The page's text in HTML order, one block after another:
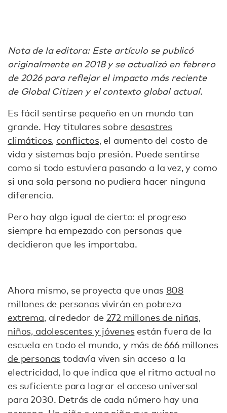
Nota de la editora: Este artículo se publicó
originalmente en 2018 y se actualizó en febrero
de 2026 para reflejar el impacto más reciente
de Global Citizen y el contexto global actual.
Es fácil sentirse pequeño en un mundo tan
grande. Hay titulares sobre desastres
climáticos, conflictos, el aumento del costo de
vida y sistemas bajo presión. Puede sentirse
como si todo estuviera pasando a la vez, y como
si una sola persona no pudiera hacer ninguna
diferencia.
Pero hay algo igual de cierto: el progreso
siempre ha empezado con personas que
decidieron que les importaba.
Ahora mismo, se proyecta que unas 808
millones de personas vivirán en pobreza
extrema, alrededor de 272 millones de niñas,
niños, adolescentes y jóvenesestán fuera de la
escuela en todo el mundo, y más de666 millones
de personas todavía viven sin acceso a la
electricidad, lo que indica que el ritmo actual no
es suficiente para lograr el acceso universal
para 2030. Detrás de cada número hay una